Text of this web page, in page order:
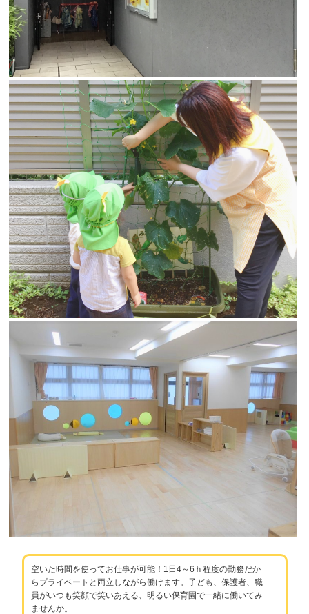
空いた時間を使ってお仕事が可能！1日4～6ｈ程度の勤務だか
らプライベートと両立しながら働けます。子ども、保護者、職
員がいつも笑顔で笑いあえる、明るい保育園で一緒に働いてみ
ませんか。